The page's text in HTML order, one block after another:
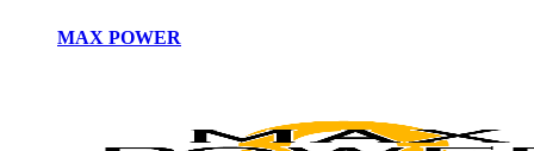
MAX POWER